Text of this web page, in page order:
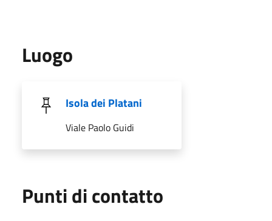
Luogo
Isola dei Platani
Viale Paolo Guidi
Punti di contatto